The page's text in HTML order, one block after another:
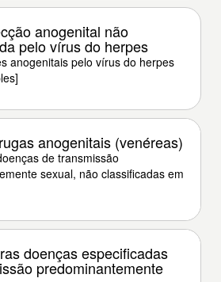
anogenital não
pelo vírus do herpes
anogenitais pelo vírus do herpes
anogenitais (venéreas)
de transmissão
sexual, não classificadas em
doenças especificadas
predominantemente